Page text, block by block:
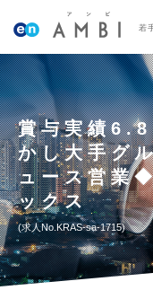
若
賞与実績
かし大手グ
ュース営業
ックス
求人No.KRAS-sa-1715